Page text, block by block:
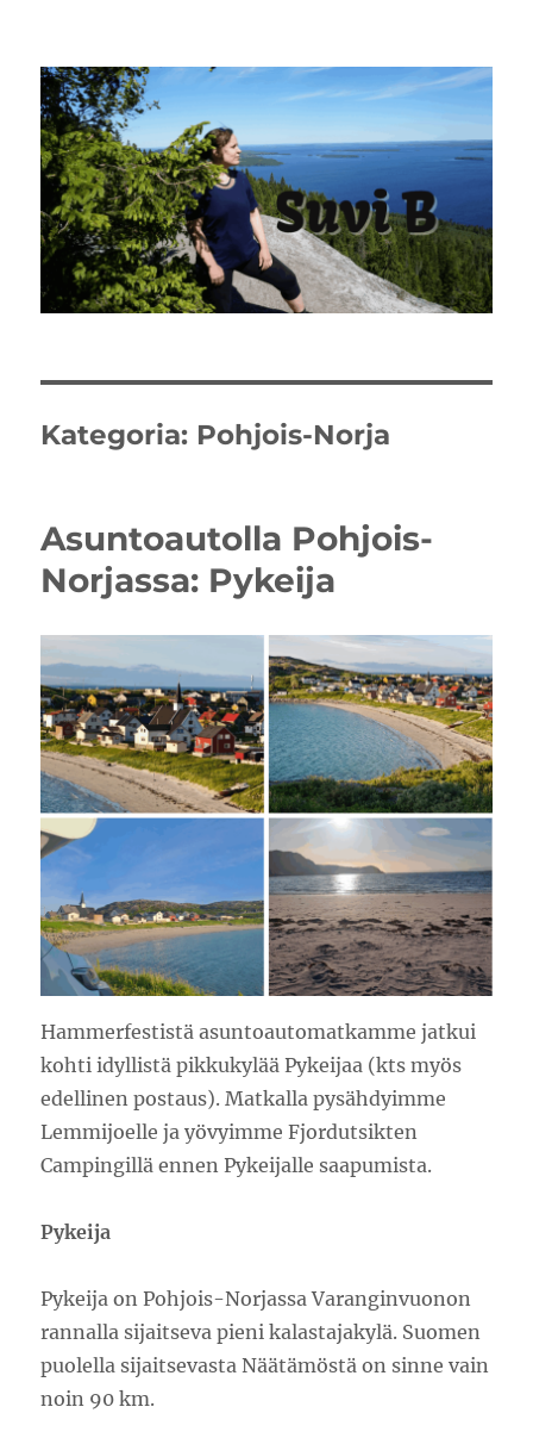
Kategoria: Pohjois-Norja
Asuntoautolla Pohjois-
Norjassa: Pykeija
Hammerfestistä asuntoautomatkamme jatkui
kohti idyllistä pikkukylää Pykeijaa (kts myös
edellinen postaus). Matkalla pysähdyimme
Lemmijoelle ja yövyimme Fjordutsikten
Campingillä ennen Pykeijalle saapumista.
Pykeija
Pykeija on Pohjois-Norjassa Varanginvuonon
rannalla sijaitseva pieni kalastajakylä. Suomen
puolella sijaitsevasta Näätämöstä on sinne vain
noin 90 km.